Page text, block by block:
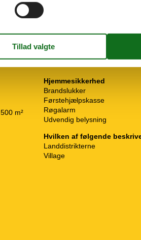
500 m²
Håndgreb nær toilettet
Hjemmesikkerhed
Brandslukker
Førstehjælpskasse
Røgalarm
Udvendig belysning
Hvilken af følgende
Landdistrikterne
Village